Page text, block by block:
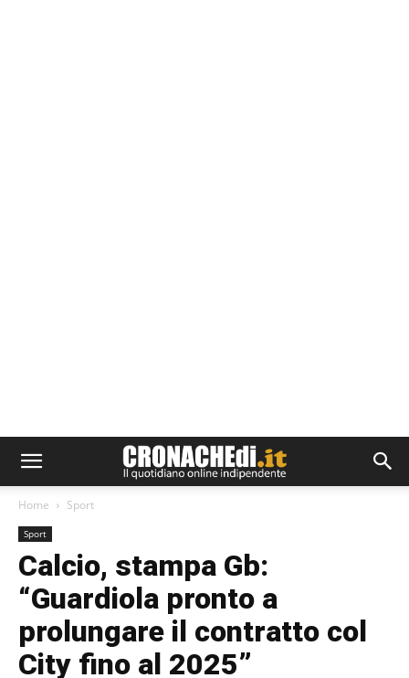
Home Sport
Sport
Calcio, stampa Gb:
“Guardiola pronto a
prolungare il contratto col
City fino al 2025”